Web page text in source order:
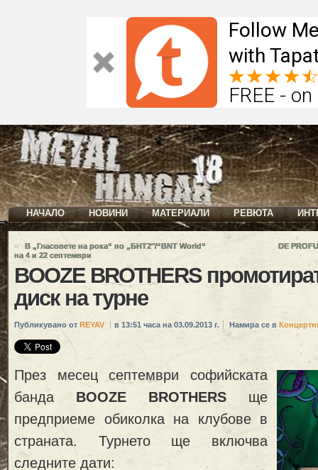
Follow
with
FREE -
НАЧАЛО НОВИНИ МАТЕРИАЛИ РЕВЮТА
«
В „Гласовете на рока“ по „БНТ2″/“BNT World“
на 4 и 22 септември
DE
BOOZE BROTHERS
диск на турне
Публикувано от REYAV в 13:51 часа на 03.09.2013 г. Намира се в
През месец септември софийската
банда BOOZE BROTHERS ще
предприеме обиколка на клубове в
страната. Турнето ще включва
следните дати: